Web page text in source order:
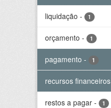
liquidação - 1
orçamento - 1
pagamento - 1
recursos financeiros
restos a pagar - 1